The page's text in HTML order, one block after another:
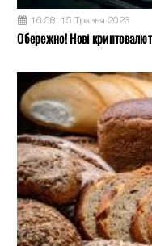
16:58, 15 Травня 2023
Обережно! Нові